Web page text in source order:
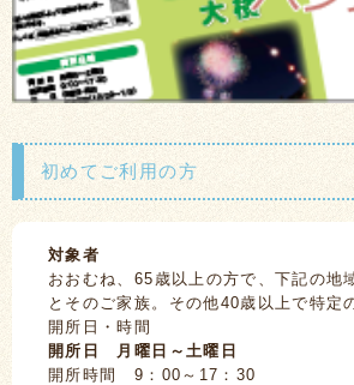
初めてご利用の方
対象者
おおむね、65歳以上の方で、下記の地
とそのご家族。その他40歳以上で特定
開所日・時間
開所日 月曜日～土曜日
開所時間 9：00～17：30